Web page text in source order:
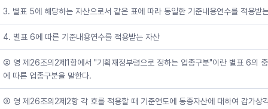
3. 별표 5에 해당하는 자산으로서 같은 표에 따라 동일한 기준내용연수를 적용받
4. 별표 6에 따른 기준내용연수를 적용받는 자산
② 영 제26조의2제1항에서 "기획재정부령으로 정하는 업종구분"이란 별표 6의
에 따른 업종구분을 말한다.
③ 영 제26조의2제2항 각 호를 적용할 때 기준연도에 동종자산에 대하여 감가상